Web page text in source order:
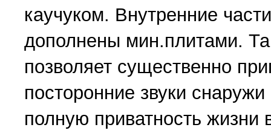
каучуком. Внутренние
дополнены мин.плитами.
позволяет существенно
посторонние звуки
полную приватность жизни